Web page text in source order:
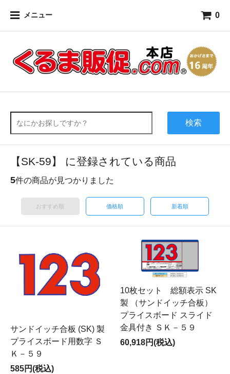
メニュー 0
検索
【SK-59】 に登録されている商品
5件の商品が見つかりました
おすすめ順 価格順 新着順
サンドイッチ合板 (SK) 製
プライスボード用数字 Ｓ
Ｋ－５９
585円(税込)
10枚セット 総額表示 SK
製 （サンドイッチ合板）
プライスボード スライド
金具付き ＳＫ－５９
60,918円(税込)